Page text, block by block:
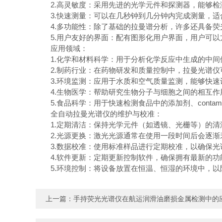
2.高灵敏度：采用先进的光学元件和探测器，能够检
3.快速测量：可以在几秒钟到几分钟内完成测量，适
4.多功能性：除了基础的拉曼谱分析，许多还具备荧
5.用户友好的界面：配有图形化用户界面，用户可以
应用领域：
1.化学和材料科学：用于分析化学反应中生成的中间
2.制药行业：在药物研发和质量控制中，拉曼光谱仪
3.环境监测：应用于水质和空气质量监测，能够快速
4.生物医学：帮助研究生物分子与细胞之间的相互作
5.食品科学：用于快速检测食品中的添加剂、
全自动拉曼光谱仪的维护与校准：
1.定期清洁：保持光学元件（如透镜、光栅等）的清
2.光源更换：激光光源通常在使用一段时间后会逐渐
3.数据校准：使用标准样品进行定期校准，以确保光
4.软件更新：定期更新控制软件，确保拥有最新的功
5.环境控制：将设备放置在恒温、恒湿的环境中，以
上一篇： 手持荧光光谱仪在航运润滑油磨损金属检测中的